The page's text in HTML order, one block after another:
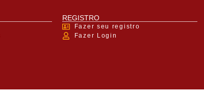
REGISTRO
Fazer seu registro
Fazer Login